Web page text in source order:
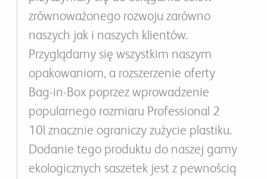
zrównoważonego rozwoju zarówno
naszych jak i naszych klientów.
Przyglądamy się wszystkim naszym
opakowaniom, a rozszerzenie oferty
Bag-in-Box poprzez wprowadzenie
popularnego rozmiaru Professional 2
10l znacznie ograniczy zużycie plastiku.
Dodanie tego produktu do naszej gamy
ekologicznych saszetek jest z pewnością